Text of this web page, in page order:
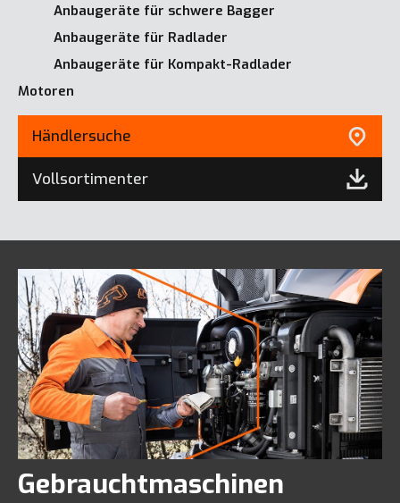
Anbaugeräte für schwere Bagger
Anbaugeräte für Radlader
Anbaugeräte für Kompakt-Radlader
Motoren
Händlersuche
Vollsortimenter
Gebrauchtmaschinen